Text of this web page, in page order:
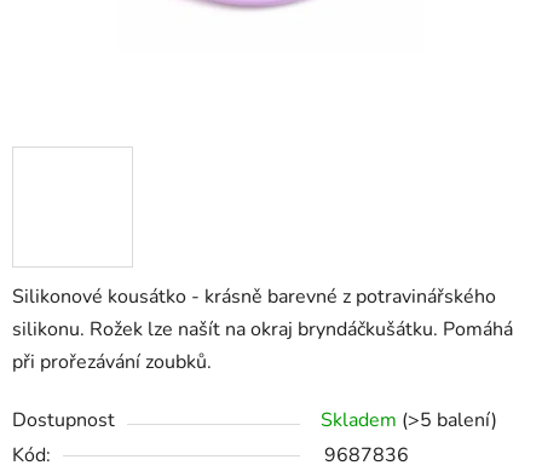
Silikonové kousátko - krásně barevné z potravinářského
silikonu. Rožek lze našít na okraj bryndáčkušátku. Pomáhá
při prořezávání zoubků.
Dostupnost Skladem (>5 balení)
Kód:
9687836